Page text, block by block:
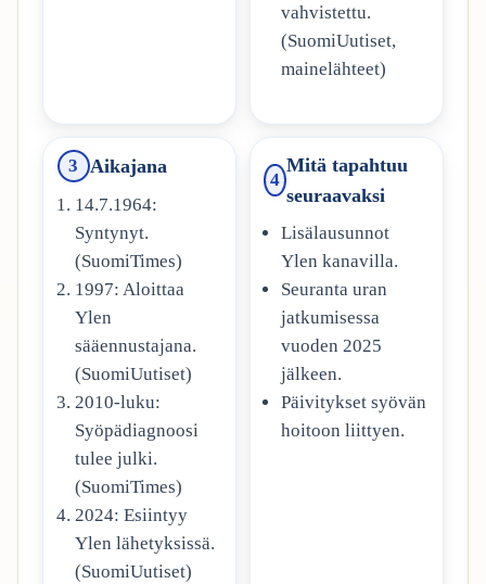
vahvistettu.
(SuomiUutiset,
mainelähteet)
3 Aikajana
14.7.1964:
Syntynyt.
(SuomiTimes)
1997: Aloittaa
Ylen
sääennustajana.
(SuomiUutiset)
2010-luku:
Syöpädiagnoosi
tulee julki.
(SuomiTimes)
2024: Esiintyy
Ylen lähetyksissä.
(SuomiUutiset)
4
Mitä tapahtuu
seuraavaksi
Lisälausunnot
Ylen kanavilla.
Seuranta uran
jatkumisessa
vuoden 2025
jälkeen.
Päivitykset syövän
hoitoon liittyen.